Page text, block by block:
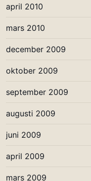
april 2010
mars 2010
december 2009
oktober 2009
september 2009
augusti 2009
juni 2009
april 2009
mars 2009